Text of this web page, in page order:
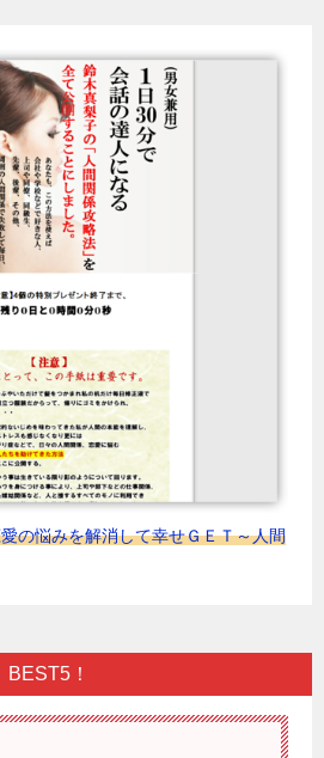
の悩みを解消して幸せＧＥＴ～人間
！